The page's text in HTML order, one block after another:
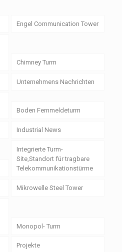
Engel Communication Tower
Chimney Turm
Unternehmens Nachrichten
Boden Fernmeldeturm
Industrial News
Integrierte Turm-
Site,Standort für tragbare
Telekommunikationstürme
Mikrowelle Steel Tower
Monopol- Turm
Projekte